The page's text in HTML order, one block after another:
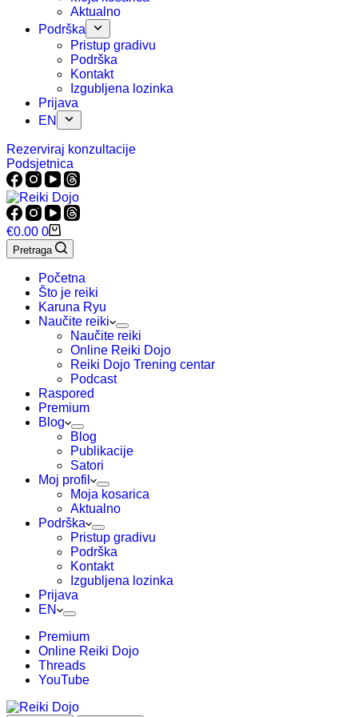
Aktualno
Podrška
Pristup gradivu
Podrška
Kontakt
Izgubljena lozinka
Prijava
EN
Rezerviraj konzultacije
Podsjetnica
Košarica
€0.00 0
Pretraga
Početna
Što je reiki
Karuna Ryu
Naučite reiki
Naučite reiki
Online Reiki Dojo
Reiki Dojo Trening centar
Podcast
Raspored
Premium
Blog
Blog
Publikacije
Satori
Moj profil
Moja kosarica
Aktualno
Podrška
Pristup gradivu
Podrška
Kontakt
Izgubljena lozinka
Prijava
EN
Premium
Online Reiki Dojo
Threads
YouTube